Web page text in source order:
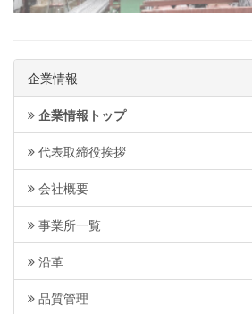
企業情報
企業情報トップ
代表取締役挨拶
会社概要
事業所一覧
沿革
品質管理